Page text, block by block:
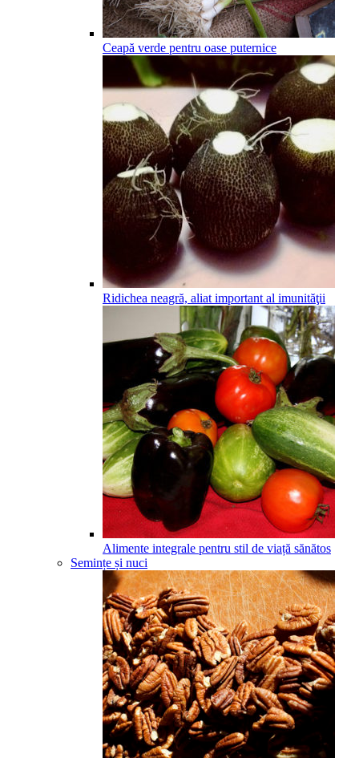
Ceapă verde pentru oase puternice
Ridichea neagră, aliat important al imunităţii
Alimente integrale pentru stil de viață sănătos
Semințe și nuci